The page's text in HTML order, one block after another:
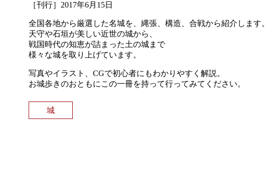
［刊行］2017年6月15日
全国各地から厳選した名城を、縄張、構造、合戦から紹介します。
天守や石垣が美しい近世の城から、
戦国時代の知恵が詰まった土の城まで
様々な城を取り上げています。
写真やイラスト、CGで初心者にもわかりやすく解説。
お城歩きのおともにこの一冊を持って行ってみてください。
城